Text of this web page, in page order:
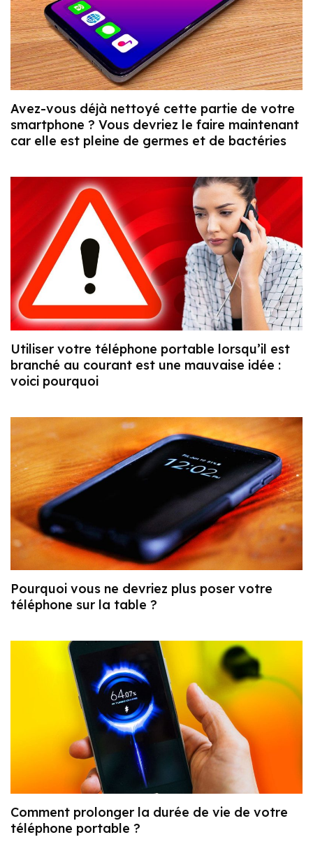
Avez-vous déjà nettoyé cette partie de votre
smartphone ? Vous devriez le faire maintenant
car elle est pleine de germes et de bactéries
Utiliser votre téléphone portable lorsqu’il est
branché au courant est une mauvaise idée :
voici pourquoi
Pourquoi vous ne devriez plus poser votre
téléphone sur la table ?
Comment prolonger la durée de vie de votre
téléphone portable ?